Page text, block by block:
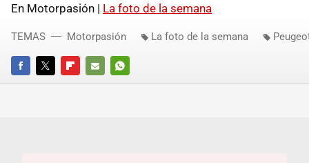
En Motorpasión | La foto de la semana
FACEBOOKTWITTERFLIPBOARD
E-
WHATSAPP
TEMAS Motorpasión La foto de la semana